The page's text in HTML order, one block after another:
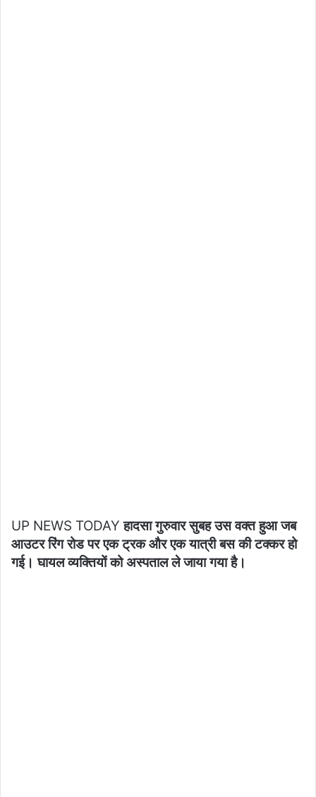
UP NEWS TODAYहादसा गुरुवार सुबह उस वक्त हुआ जब
आउटर रिंग रोड पर एक ट्रक और एक यात्री बस की टक्कर हो
गई। घायल व्यक्तियों को अस्पताल ले जाया गया है।